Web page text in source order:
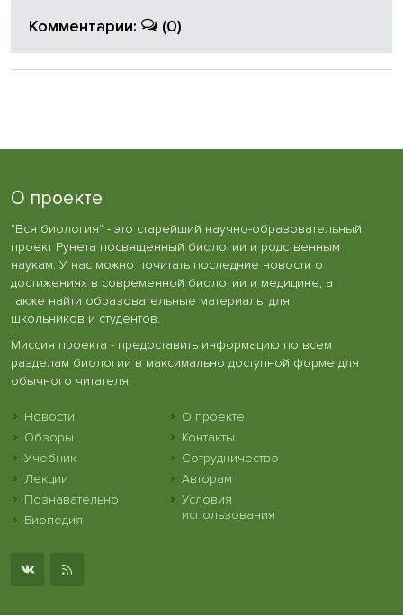
Комментарии: (0)
О проекте
"Вся биология" - это старейший научно-образовательный
проект Рунета посвященный биологии и родственным
наукам. У нас можно почитать последние новости о
достижениях в современной биологии и медицине, а
также найти образовательные материалы для
школьников и студентов.
Миссия проекта - предоставить информацию по всем
разделам биологии в максимально доступной форме для
обычного читателя.
Новости
Обзоры
Учебник
Лекции
Познавательно
Биопедия
О проекте
Контакты
Сотрудничество
Авторам
Условия
использования